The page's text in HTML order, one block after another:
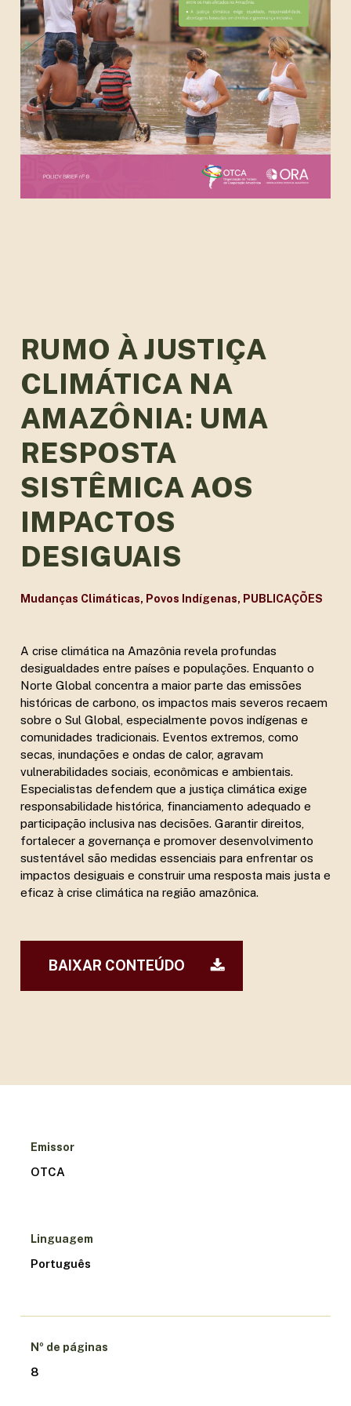
RUMO À JUSTIÇA
CLIMÁTICA NA
AMAZÔNIA: UMA
RESPOSTA
SISTÊMICA AOS
IMPACTOS
DESIGUAIS
Mudanças Climáticas, Povos Indígenas, PUBLICAÇÕES
A crise climática na Amazônia revela profundas
desigualdades entre países e populações. Enquanto o
Norte Global concentra a maior parte das emissões
históricas de carbono, os impactos mais severos recaem
sobre o Sul Global, especialmente povos indígenas e
comunidades tradicionais. Eventos extremos, como
secas, inundações e ondas de calor, agravam
vulnerabilidades sociais, econômicas e ambientais.
Especialistas defendem que a justiça climática exige
responsabilidade histórica, financiamento adequado e
participação inclusiva nas decisões. Garantir direitos,
fortalecer a governança e promover desenvolvimento
sustentável são medidas essenciais para enfrentar os
impactos desiguais e construir uma resposta mais justa e
eficaz à crise climática na região amazônica.
BAIXAR CONTEÚDO
Emissor
OTCA
Linguagem
Português
Nº de páginas
8